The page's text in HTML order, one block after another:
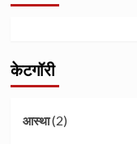
केटगॉरी
आस्था(2)